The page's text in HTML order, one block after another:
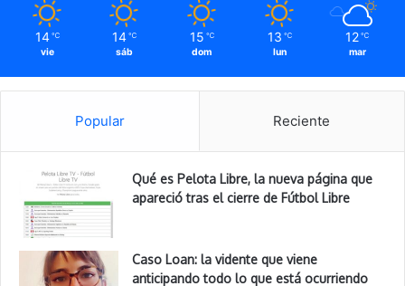
14 ℃
vie
14 ℃
sáb
15 ℃
dom
13 ℃
lun
12 ℃
mar
Popular Reciente
Qué es Pelota Libre, la nueva página que
apareció tras el cierre de Fútbol Libre
Caso Loan: la vidente que viene
anticipando todo lo que está ocurriendo